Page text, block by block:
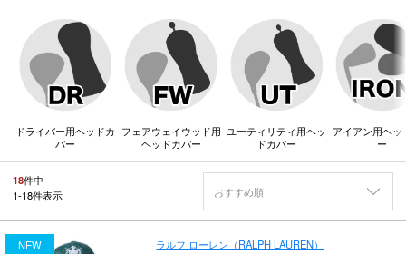
ドライバー用ヘッドカ
バー
フェアウェイウッド用
ヘッドカバー
ユーティリティ用ヘッ
ドカバー
アイアン用ヘッ
ー
18件中
1-18件表示 おすすめ順
NEW ラルフ ローレン（RALPH LAUREN）